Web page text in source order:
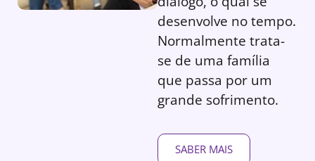
desenvolve no tempo.
Normalmente trata-
se de uma família
que passa por um
grande sofrimento.
SABER MAIS